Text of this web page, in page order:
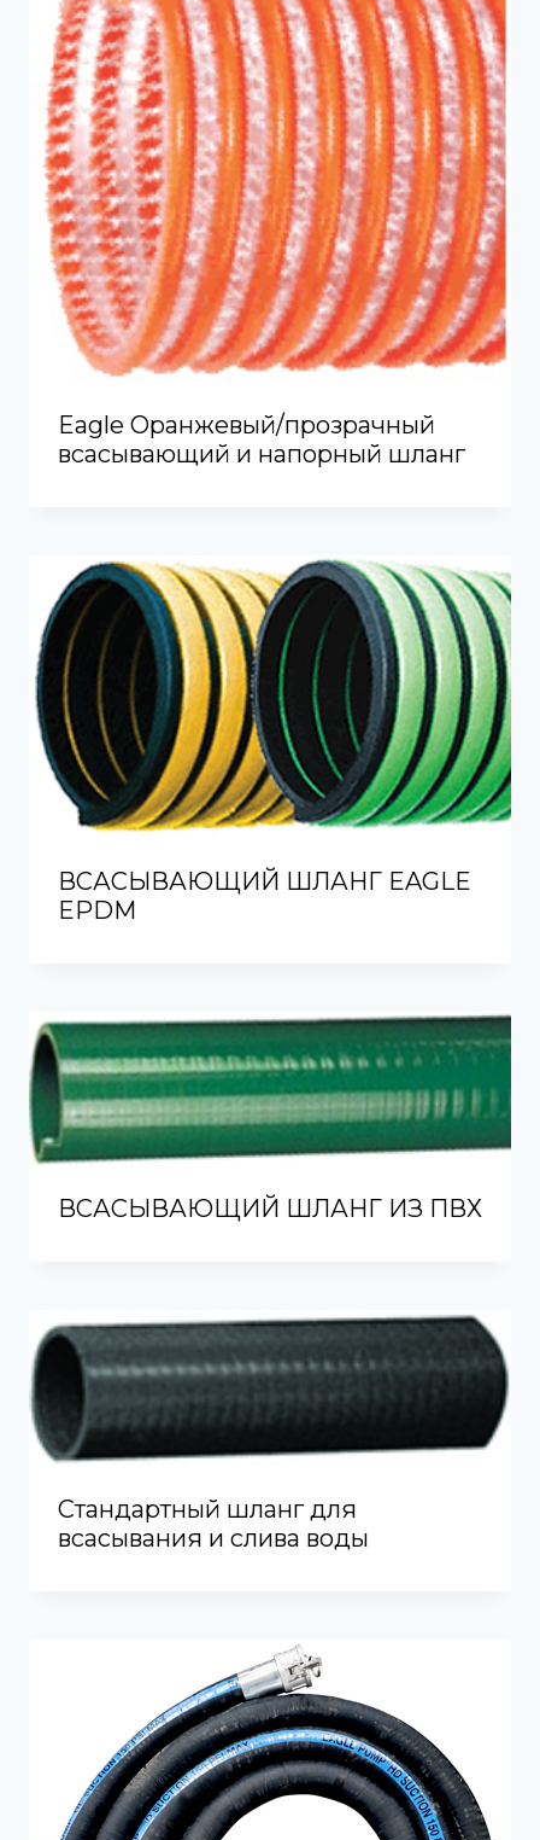
Eagle Оранжевый/прозрачный
всасывающий и напорный шланг
ВСАСЫВАЮЩИЙ ШЛАНГ EAGLE
EPDM
ВСАСЫВАЮЩИЙ ШЛАНГ ИЗ ПВХ
Стандартный шланг для
всасывания и слива воды